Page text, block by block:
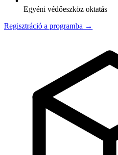
Egyéni védőeszköz oktatás
Regisztráció a programba →